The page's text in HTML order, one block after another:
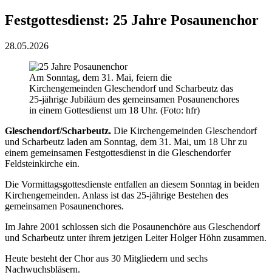
Festgottesdienst: 25 Jahre Posaunenchor
28.05.2026
Am Sonntag, dem 31. Mai, feiern die
Kirchengemeinden Gleschendorf und Scharbeutz das
25-jährige Jubiläum des gemeinsamen Posaunenchores
in einem Gottesdienst um 18 Uhr. (Foto: hfr)
Gleschendorf/Scharbeutz. Die Kirchengemeinden Gleschendorf
und Scharbeutz laden am Sonntag, dem 31. Mai, um 18 Uhr zu
einem gemeinsamen Festgottesdienst in die Gleschendorfer
Feldsteinkirche ein.
Die Vormittagsgottesdienste entfallen an diesem Sonntag in beiden
Kirchengemeinden. Anlass ist das 25-jährige Bestehen des
gemeinsamen Posaunenchores.
Im Jahre 2001 schlossen sich die Posaunenchöre aus Gleschendorf
und Scharbeutz unter ihrem jetzigen Leiter Holger Höhn zusammen.
Heute besteht der Chor aus 30 Mitgliedern und sechs
Nachwuchsbläsern.